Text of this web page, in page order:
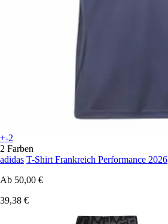
+-2
2 Farben
adidas T-Shirt Frankreich Performance 2026
Ab 50,00 €
39,38 €